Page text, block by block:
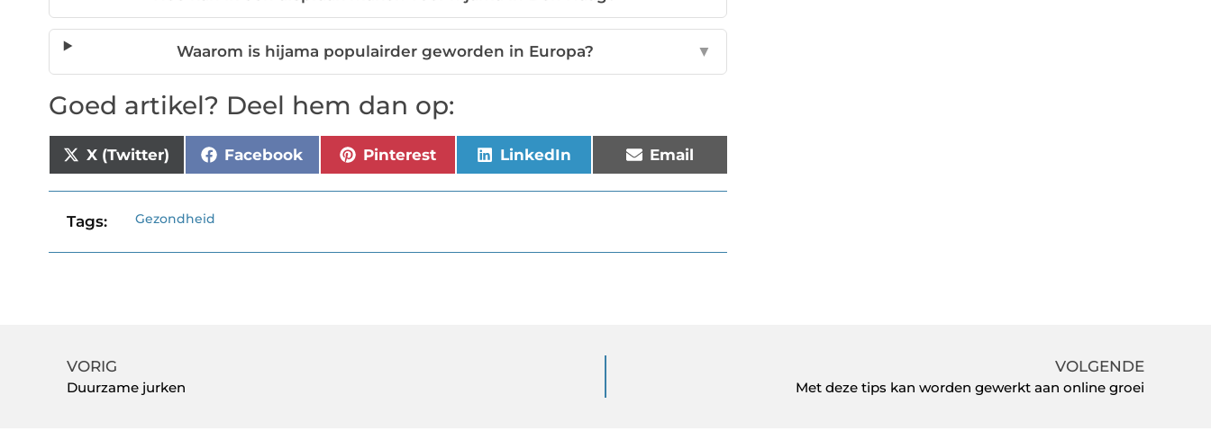
Waarom is hijama populairder geworden in Europa? ▼
Goed artikel? Deel hem dan op:
X (Twitter) Facebook Pinterest LinkedIn Email
Tags: Gezondheid
VORIG
Duurzame jurken
VOLGENDE
Met deze tips kan worden gewerkt aan online groei